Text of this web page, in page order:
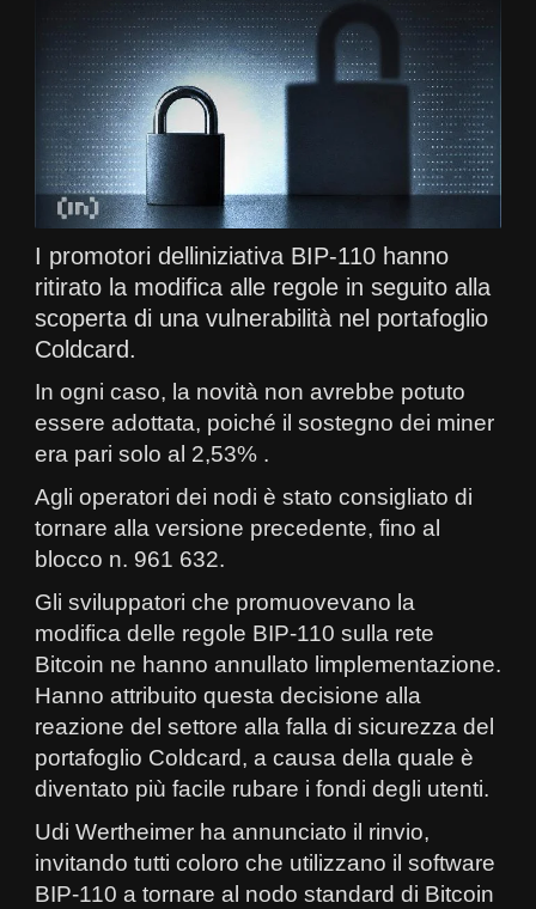
I promotori delliniziativa BIP-110 hanno
ritirato la modifica alle regole in seguito alla
scoperta di una vulnerabilità nel portafoglio
Coldcard.
In ogni caso, la novità non avrebbe potuto
essere adottata, poiché il sostegno dei miner
era pari solo al 2,53% .
Agli operatori dei nodi è stato consigliato di
tornare alla versione precedente, fino al
blocco n. 961 632.
Gli sviluppatori che promuovevano la
modifica delle regole BIP-110 sulla rete
Bitcoin ne hanno annullato limplementazione.
Hanno attribuito questa decisione alla
reazione del settore alla falla di sicurezza del
portafoglio Coldcard, a causa della quale è
diventato più facile rubare i fondi degli utenti.
Udi Wertheimer ha annunciato il rinvio,
invitando tutti coloro che utilizzano il software
BIP-110 a tornare al nodo standard di Bitcoin